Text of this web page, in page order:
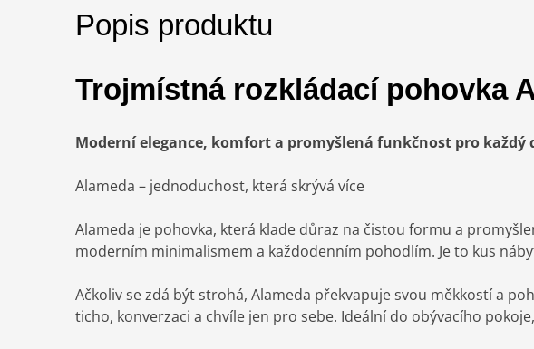
Popis produktu
Trojmístná rozkládací pohovka
Moderní elegance, komfort a promyšlená funkčnost pro každý
Alameda – jednoduchost, která skrývá více
Alameda je pohovka, která klade důraz na čistou formu a
moderním minimalismem a každodenním pohodlím. Je to kus
Ačkoliv se zdá být strohá, Alameda překvapuje svou měkkostí a
ticho, konverzaci a chvíle jen pro sebe. Ideální do obývacího